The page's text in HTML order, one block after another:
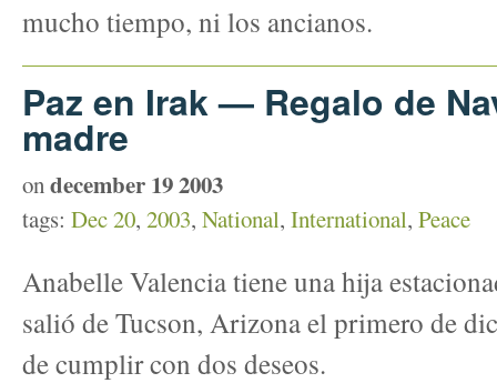
mucho tiempo, ni los ancianos.
Paz en Irak — Regalo de
madre
ondecember 19 2003
tags: Dec 20, 2003, National, International, Peace
Anabelle Valencia tiene una hija
salió de Tucson, Arizona el primero de
de cumplir con dos deseos.